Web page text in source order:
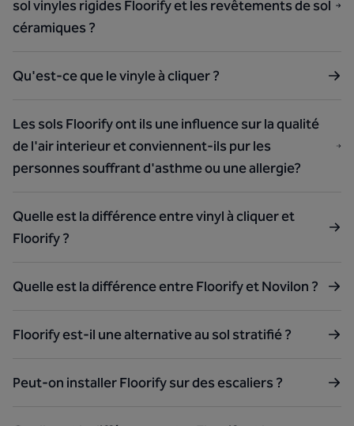
sol vinyles rigides Floorify et les revêtements de sol
céramiques ?
Qu'est-ce que le vinyle à cliquer ?
Les sols Floorify ont ils une influence sur la qualité
de l'air interieur et conviennent-ils pur les
personnes souffrant d'asthme ou une allergie?
Quelle est la différence entre vinyl à cliquer et
Floorify ?
Quelle est la différence entre Floorify et Novilon ?
Floorify est-il une alternative au sol stratifié ?
Peut-on installer Floorify sur des escaliers ?